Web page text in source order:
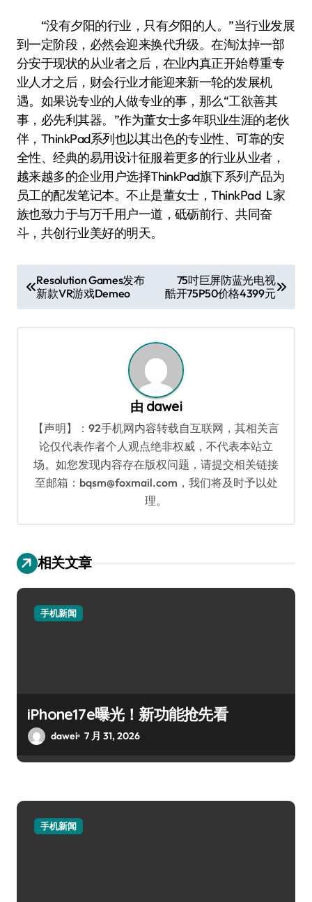
“没有夕阳的行业，只有夕阳的人。”当行业发展
到一定阶段，必然会迎来换代升级。在淘汰掉一部
分安于现状的从业者之后，在业内真正开始尊重专
业人才之后，财会行业才能迎来新一轮的发展机
遇。如果说专业的人做专业的事，那么“工欲善其
事，必先利其器。”作为董女士多年职业生涯的老伙
伴，ThinkPad系列也以其出色的专业性、可靠的安
全性、经典的易用设计征服着更多的行业从业者，
越来越多的企业用户选择ThinkPad旗下系列产品为
员工的配发笔记本。不止是董女士，ThinkPad L家
族也致力于与万千用户一道，砥砺前行、共同奋
斗，共创行业美好的明天。
章
导
Resolution Games发布
新款VR游戏Demeo
75吋巨屏防蓝光电视
酷开75P50价格4399元
由 dawei
【声明】：92手机网内容转载自互联网，其相关言
论仅代表作者个人观点绝非权威，不代表本站立
场。如您发现内容存在版权问题，请提交相关链接
至邮箱：bqsm@foxmail.com，我们将及时予以处
理。
相关文章
手机新闻
iPhone17e曝光！新功能抢先看
dawei 7 月 31, 2026
手机新闻